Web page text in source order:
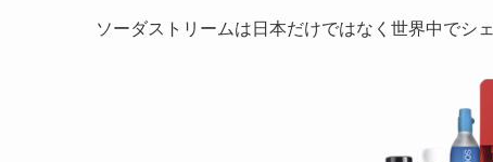
ソーダストリームは日本だけではなく世界中でシ